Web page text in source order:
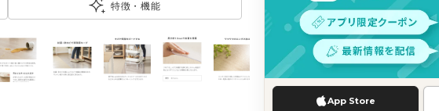
App Store
特徴・機能